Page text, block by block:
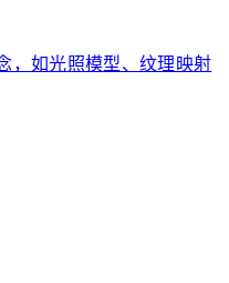
，如光照模型、纹理映射